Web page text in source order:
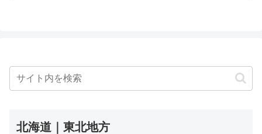
北海道｜東北地方